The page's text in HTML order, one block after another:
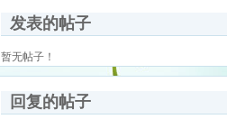
发表的帖子
暂无帖子！
回复的帖子